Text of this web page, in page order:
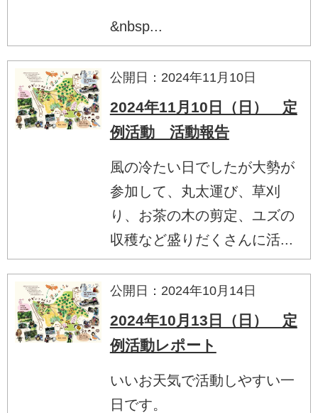
&nbsp...
公開日：2024年11月10日
2024年11月10日（日） 定
例活動 活動報告
風の冷たい日でしたが大勢が
参加して、丸太運び、草刈
り、お茶の木の剪定、ユズの
収穫など盛りだくさんに活...
公開日：2024年10月14日
2024年10月13日（日） 定
例活動レポート
いいお天気で活動しやすい一
日です。